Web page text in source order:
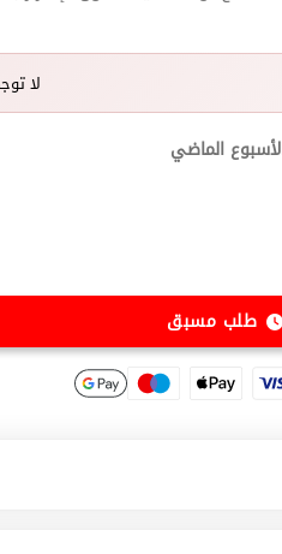
لا
الماضي
طلب مسبق